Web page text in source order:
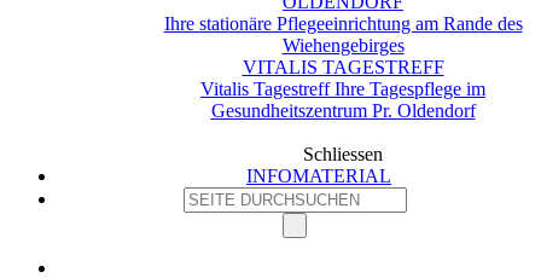
Ihre stationäre Pflegeeinrichtung am Rande des
Wiehengebirges
VITALIS TAGESTREFF
Vitalis Tagestreff Ihre Tagespflege im
Gesundheitszentrum Pr. Oldendorf
Schliessen
INFOMATERIAL